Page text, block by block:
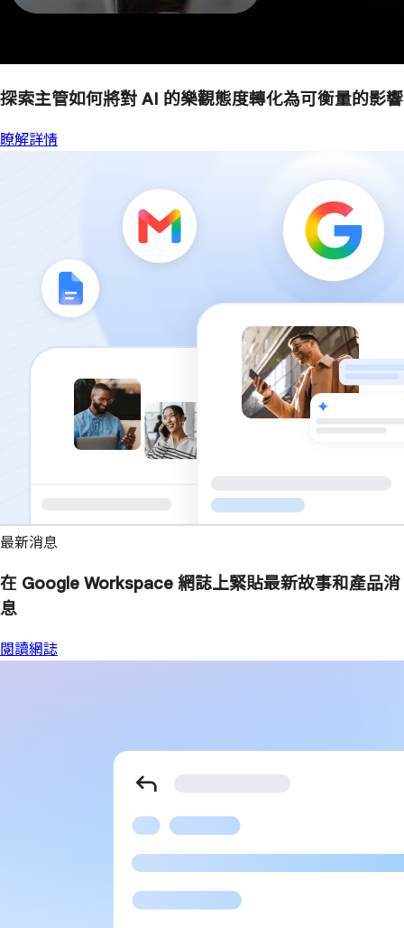
探索主管如何將對 AI 的樂觀態度轉化為可衡量的影響
瞭解詳情
最新消息
在 Google Workspace 網誌上緊貼最新故事和產品消
息
閱讀網誌